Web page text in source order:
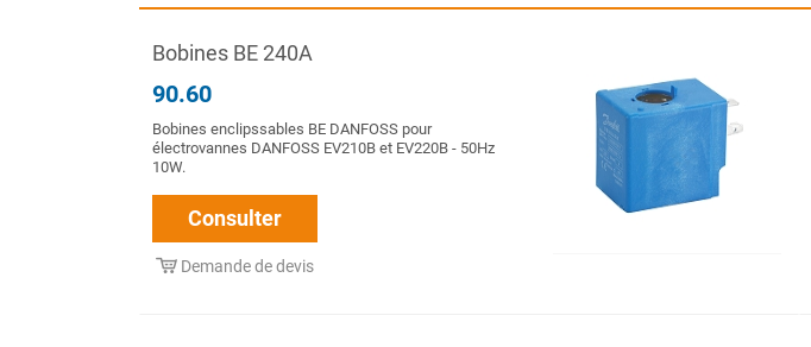
Bobines BE 240A
90.60
Bobines enclipssables BE DANFOSS pour
électrovannes DANFOSS EV210B et EV220B - 50Hz
10W.
Consulter
Demande de devis